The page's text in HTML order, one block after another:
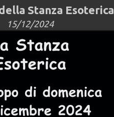
Stanza Esoterica
15/12/2024